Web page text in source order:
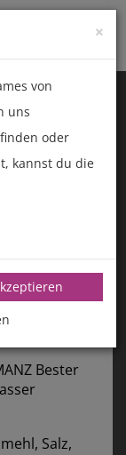
Toggle
Bester
Salz,
×
von
uns
oder
kannst du die